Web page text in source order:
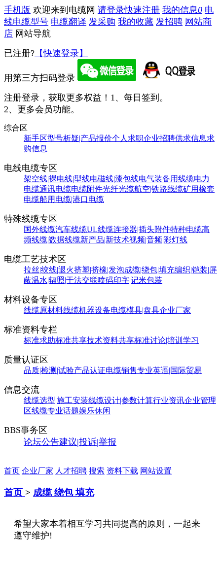
手机版 欢迎来到电缆网 请登录快速注册 我的信息0 电
线电缆型号 电缆翻译 发采购 我的收藏 发招聘 网站商
店 网站导航
已注册? 【快速登录】
用第三方扫码登录
注册登录，获取更多权益！ 1、每日签到。
2、更多会员功能。
综合区
新手区型号析疑|产品报价个人求职企业招聘供求信息求
购信息
电线电缆专区
架空线|裸电线|型线电磁线|漆包线电气装备用线缆电力
电缆通讯电缆电缆附件光纤光缆航空|铁路线缆矿用橡套
电缆船用电缆|港口电缆
特殊线缆专区
国外线缆汽车线缆UL线缆连接器|插头附件特种电缆高
频线缆|数据线缆新产品|新技术视频|音频|彩灯线
电缆工艺技术区
拉丝|绞线|退火挤塑|挤橡|发泡成缆|绕包|填充编织|铠装|屏
蔽温水|辐照|干法交联喷码印字|记米包装
材料设备专区
线缆原材料线缆机器设备电缆模具|盘具企业厂家
标准资料专栏
标准求助标准共享技术资料共享标准讨论|培训学习
质量认证区
品质|检测|试验产品认证电缆销售专业英语|国际贸易
信息交流
线缆选型|施工安装线缆设计|参数计算行业资讯企业管理
区线缆专业话题娱乐休闲
BBS事务区
论坛公告建议|投诉|举报
首页 企业厂家 人才招聘 搜索 资料下载 网站设置
首页 > 成缆 绕包 填充
希望大家本着相互学习共同提高的原则，一起来
遵守维护!